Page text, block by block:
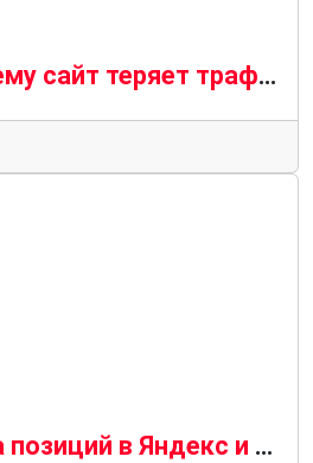
SEO-долг: почему сайт теряет трафик без санкций и фильтров
Сервисы сбора позиций в Яндекс и Google: между SEO-аналитикой и программированием